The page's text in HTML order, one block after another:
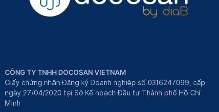
CÔNG TY TNHH DOCOSAN VIETNAM
Giấy chứng nhận Đăng ký Doanh nghiệp số 0316247099, cấp
ngày 27/04/2020 tại Sở Kế hoạch Đầu tư Thành phố Hồ Chí
Minh